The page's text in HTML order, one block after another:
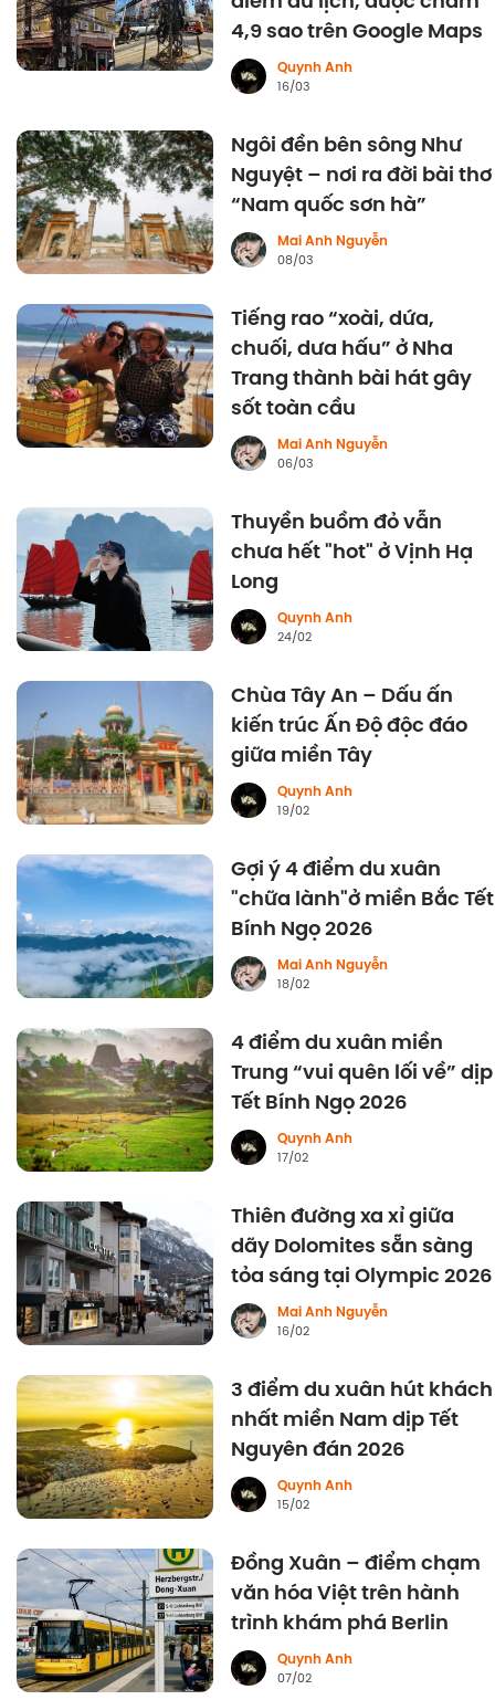
4,9 sao trên Google Maps
Quynh Anh
16/03
Ngôi đền bên sông Như
Nguyệt – nơi ra đời bài thơ
“Nam quốc sơn hà”
Mai Anh Nguyễn
08/03
Tiếng rao “xoài, dứa,
chuối, dưa hấu” ở Nha
Trang thành bài hát gây
sốt toàn cầu
Mai Anh Nguyễn
06/03
Thuyền buồm đỏ vẫn
chưa hết "hot" ở Vịnh Hạ
Long
Quynh Anh
24/02
Chùa Tây An – Dấu ấn
kiến trúc Ấn Độ độc đáo
giữa miền Tây
Quynh Anh
19/02
Gợi ý 4 điểm du xuân
"chữa lành"ở miền Bắc Tết
Bính Ngọ 2026
Mai Anh Nguyễn
18/02
4 điểm du xuân miền
Trung “vui quên lối về” dịp
Tết Bính Ngọ 2026
Quynh Anh
17/02
Thiên đường xa xỉ giữa
dãy Dolomites sẵn sàng
tỏa sáng tại Olympic 2026
Mai Anh Nguyễn
16/02
3 điểm du xuân hút khách
nhất miền Nam dịp Tết
Nguyên đán 2026
Quynh Anh
15/02
Đồng Xuân – điểm chạm
văn hóa Việt trên hành
trình khám phá Berlin
Quynh Anh
07/02